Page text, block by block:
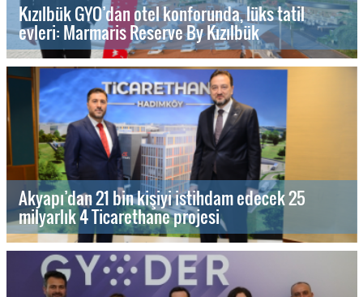
Kızılbük GYO’dan otel konforunda, lüks tatil
evleri: Marmaris Reserve By Kızılbük
Akyapı’dan 21 bin kişiyi istihdam edecek 25
milyarlık 4 Ticarethane projesi